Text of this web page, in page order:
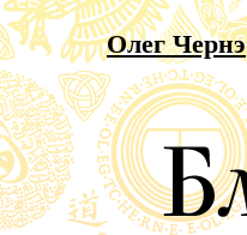
Олег Чернэ